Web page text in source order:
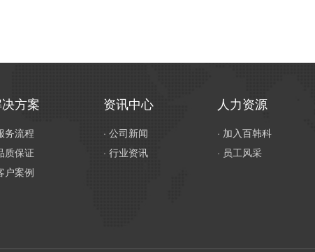
方案
务流程
质保证
户案例
资讯中心
· 公司新闻
· 行业资讯
人力资源
· 加入百韩科
· 员工风采